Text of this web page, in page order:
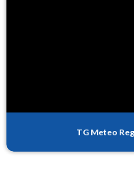
TG Meteo